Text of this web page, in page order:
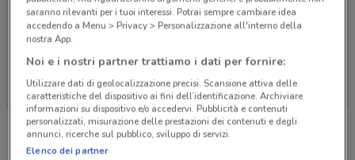
Non ci sono negozi nelle vicinanze
saranno rilevanti per i tuoi interessi. Potrai sempre cambiare idea
accedendo a Menu > Privacy > Personalizzazione all'interno della
nostra App.
Noi e i nostri partner trattiamo i dati per fornire:
Utilizzare dati di geolocalizzazione precisi. Scansione attiva delle
caratteristiche del dispositivo ai fini dell’identificazione. Archiviare
informazioni su dispositivo e/o accedervi. Pubblicità e contenuti
personalizzati, misurazione delle prestazioni dei contenuti e degli
annunci, ricerche sul pubblico, sviluppo di servizi.
Elenco dei partner